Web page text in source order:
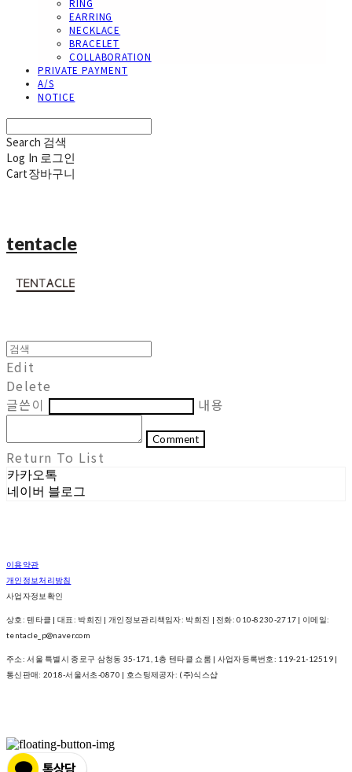
RING
EARRING
NECKLACE
BRACELET
COLLABORATION
PRIVATE PAYMENT
A/S
NOTICE
Search 검색
Log In 로그인
Cart장바구니
tentacle
Edit
Delete
글쓴이
내용
Comment
Return To List
카카오톡
네이버 블로그
이용약관
개인정보처리방침
사업자정보확인
상호: 텐타클 | 대표: 박희진 | 개인정보관리책임자: 박희진 | 전화: 010-8230-2717 | 이메일:
tentacle_p@naver.com
주소: 서울 특별시 종로구 삼청동 35-171, 1층 텐타클 쇼룸 | 사업자등록번호: 119-21-12519 |
통신판매: 2018-서울서초-0870 | 호스팅제공자: (주)식스샵